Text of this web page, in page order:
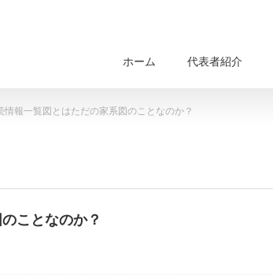
ホーム 代表者紹介
情報一覧図とはただの家系図のことなのか？
ことなのか？